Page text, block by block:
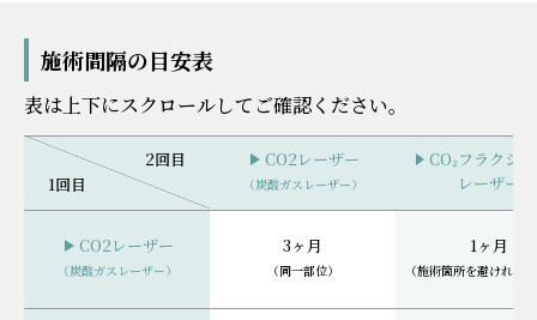
施術間隔の目安表
表は上下にスクロールしてご確認ください。
2回目
1回目
CO2レーザー
（炭酸ガスレーザー）
CO₂フラクシ
レーザー
CO2レーザー
（炭酸ガスレーザー）
3ヶ月
（同一部位）
1ヶ月
（施術箇所を避ければ